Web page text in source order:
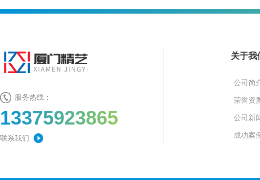
服务热线：
13375923865
联系我们
关于我
公司简
荣誉资
公司新
成功案